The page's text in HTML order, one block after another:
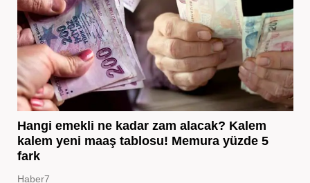
Hangi emekli ne kadar zam alacak? Kalem
kalem yeni maaş tablosu! Memura yüzde 5
fark
Haber7